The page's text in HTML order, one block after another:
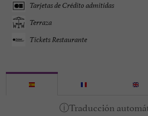
Tarjetas de Crédito admitidas
Terraza
Tickets Restaurante